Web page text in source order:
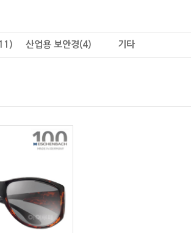
산업용 보안경(4) 기타